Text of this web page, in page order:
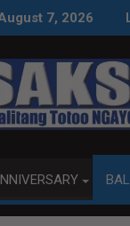
7, 2026
susi sa pag-unlad